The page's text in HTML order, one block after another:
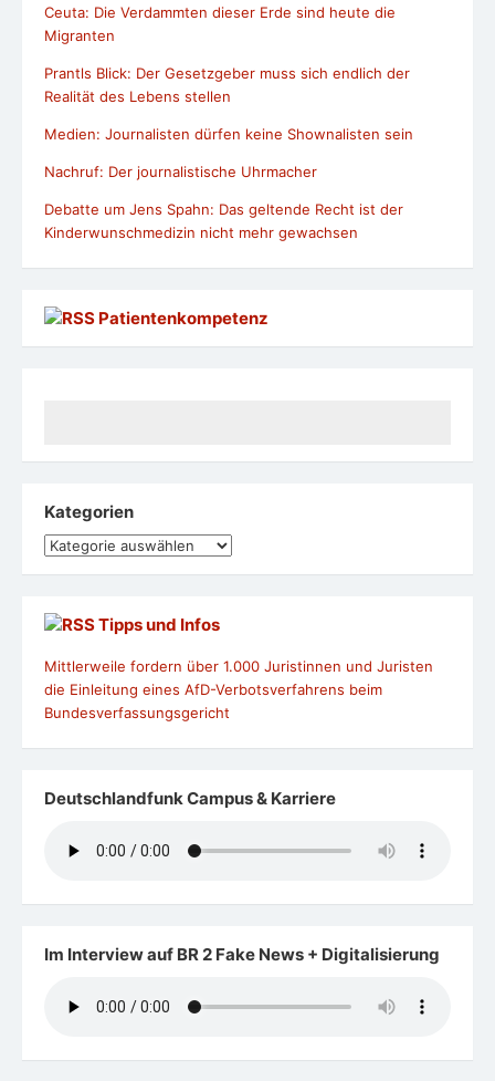
Ceuta: Die Verdammten dieser Erde sind heute die
Migranten
Prantls Blick: Der Gesetzgeber muss sich endlich der
Realität des Lebens stellen
Medien: Journalisten dürfen keine Shownalisten sein
Nachruf: Der journalistische Uhrmacher
Debatte um Jens Spahn: Das geltende Recht ist der
Kinderwunschmedizin nicht mehr gewachsen
Patientenkompetenz
Kategorien
Kategorien
Tipps und Infos
Mittlerweile fordern über 1.000 Juristinnen und Juristen
die Einleitung eines AfD-Verbotsverfahrens beim
Bundesverfassungsgericht
Deutschlandfunk Campus & Karriere
Im Interview auf BR 2 Fake News + Digitalisierung